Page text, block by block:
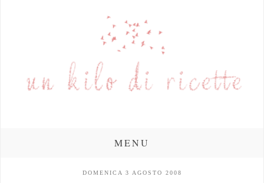
MENU
DOMENICA 3 AGOSTO 2008